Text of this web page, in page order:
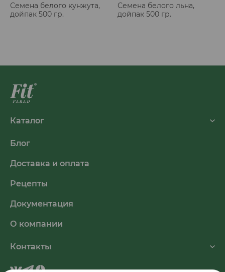
Семена белого кунжута,
дойпак 500 гр.
Семена белого льна,
дойпак 500 гр.
Каталог
Блог
Доставка и оплата
Рецепты
Документация
О компании
Контакты